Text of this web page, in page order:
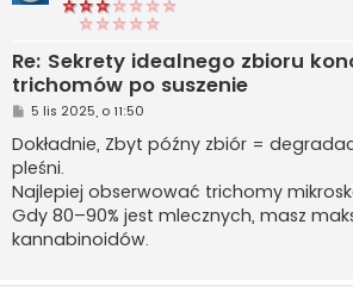
Re: Sekrety idealnego zbioru
trichomów po suszenie
P
s
t
5 lis 2025, o 11:50
Dokładnie, Zbyt późny zbiór =
pleśni.
Najlepiej obserwować trichomy
Gdy 80–90% jest mlecznych, masz
kannabinoidów.